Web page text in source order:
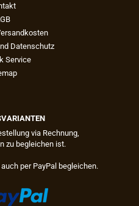
Datenschutz
Service
via Rechnung,
zu begleichen ist.
per PayPal begleichen.